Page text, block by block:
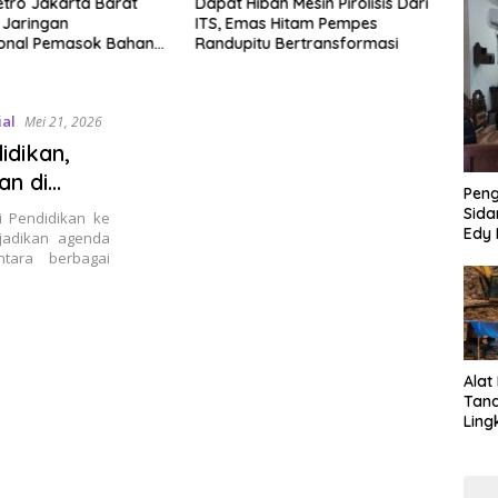
Hitam Pempes
Bertransformasi
Ke 81 Tahun Warga Jalan
Muharto Kedungkandang
Mei 21, 2026
di
Pendidikan ke
agenda
berbagai
Edy
Alat